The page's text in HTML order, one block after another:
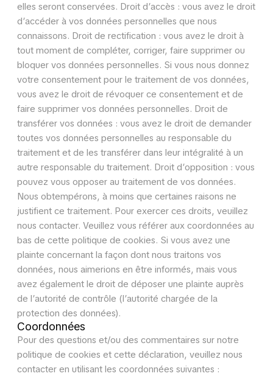
elles seront conservées. Droit d’accès : vous avez le droit
d’accéder à vos données personnelles que nous
connaissons. Droit de rectification : vous avez le droit à
tout moment de compléter, corriger, faire supprimer ou
bloquer vos données personnelles. Si vous nous donnez
votre consentement pour le traitement de vos données,
vous avez le droit de révoquer ce consentement et de
faire supprimer vos données personnelles. Droit de
transférer vos données : vous avez le droit de demander
toutes vos données personnelles au responsable du
traitement et de les transférer dans leur intégralité à un
autre responsable du traitement. Droit d’opposition : vous
pouvez vous opposer au traitement de vos données.
Nous obtempérons, à moins que certaines raisons ne
justifient ce traitement. Pour exercer ces droits, veuillez
nous contacter. Veuillez vous référer aux coordonnées au
bas de cette politique de cookies. Si vous avez une
plainte concernant la façon dont nous traitons vos
données, nous aimerions en être informés, mais vous
avez également le droit de déposer une plainte auprès
de l’autorité de contrôle (l’autorité chargée de la
protection des données).
Coordonnées
Pour des questions et/ou des commentaires sur notre
politique de cookies et cette déclaration, veuillez nous
contacter en utilisant les coordonnées suivantes :